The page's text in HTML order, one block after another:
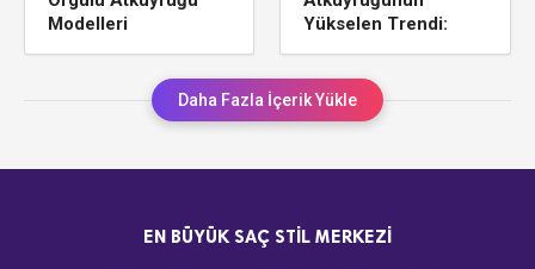
Modelleri
Yükselen Trendi:
Daha Fazla İçerik Yükle
EN BÜYÜK SAÇ STIL MERKEZI